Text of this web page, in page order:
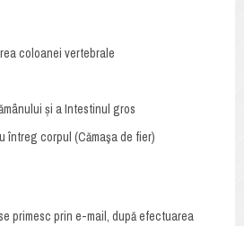
coloanei vertebrale
și a Intestinul gros
întreg corpul (Cămaşa de fier)
primesc prin e-mail, după efectuarea